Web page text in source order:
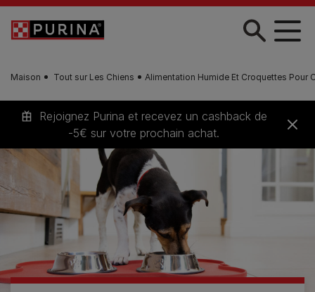
Skip to main content
Maison Tout sur Les Chiens Alimentation Humide Et Croquettes Pour
Rejoignez Purina et recevez un cashback de
-5€ sur votre prochain achat.